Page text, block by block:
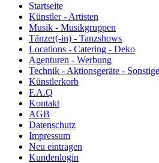
Startseite
Künstler - Artisten
Musik - Musikgruppen
Tänzer(-in) - Tanzshows
Locations - Catering - Deko
Agenturen - Werbung
Technik - Aktionsgeräte -
Künstlerkorb
F.A.Q
Kontakt
AGB
Datenschutz
Impressum
Neu eintragen
Kundenlogin